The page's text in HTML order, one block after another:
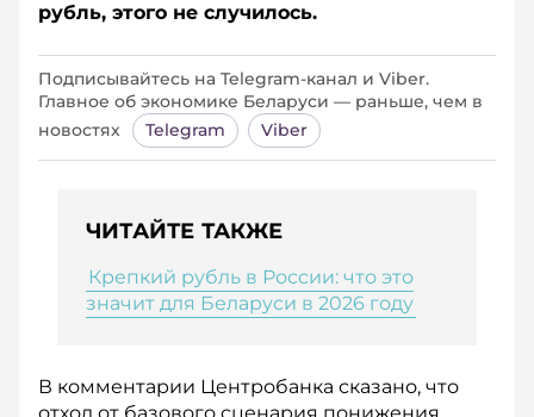
рубль, этого не случилось.
Подписывайтесь на Telegram‑канал и Viber.
Главное об экономике Беларуси — раньше, чем в
новостях
Telegram Viber
ЧИТАЙТЕ ТАКЖЕ
Крепкий рубль в России: что это
значит для Беларуси в 2026 году
В комментарии Центробанка сказано, что